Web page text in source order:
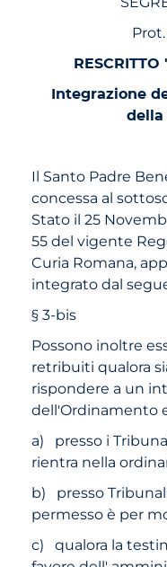
Integrazione
della
Il Santo Padre
concessa al
Stato il 25
55 del vigente
Curia Romana,
integrato dal
§ 3-bis
Possono inoltre
retribuiti qualora
rispondere a un
dell'Ordinamento
a) presso i
rientra nella
b) presso
permesso è per
c) qualora la